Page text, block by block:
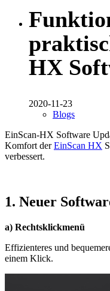
HX
2020-11-23
Blogs
EinScan-HX Software
Komfort derEinScan HX
verbessert.
1. Neuer
a) Rechtsklickmenü
Effizienteres und
einem Klick.